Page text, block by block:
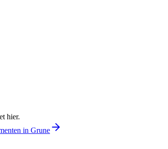
hier.
in Grune